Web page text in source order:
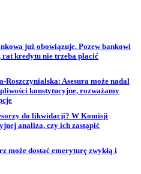
z
wiadomości z
już obowiązuje. Pozew bankowi
rat kredytu nie trzeba płacić
Roszczynialska: Asesura może nadal
konstytucyjne, rozważamy
do likwidacji? W Komisji
analiza, czy ich zastąpić
może dostać emeryturę zwykłą i